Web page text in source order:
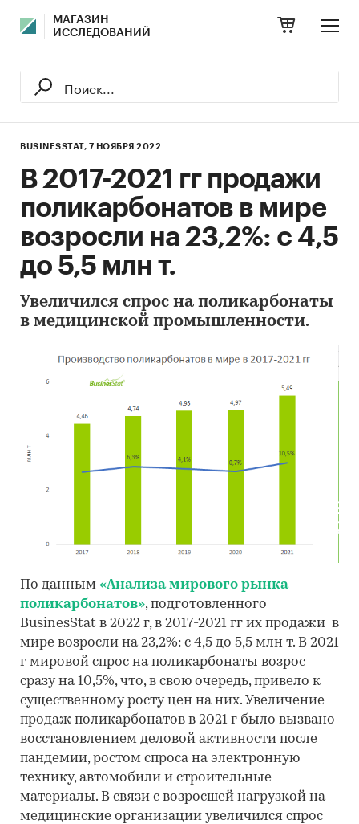
МАГАЗИН
ИССЛЕДОВАНИЙ
BUSINESSTAT, 7 НОЯБРЯ 2022
В 2017-2021 гг продажи
поликарбонатов в мире
возросли на 23,2%: с 4,5
до 5,5 млн т.
Увеличился спрос на поликарбонаты
в медицинской промышленности.
По данным «Анализа мирового рынка
поликарбонатов», подготовленного
BusinesStat в 2022 г, в 2017-2021 гг их продажи в
мире возросли на 23,2%: с 4,5 до 5,5 млн т. В 2021
г мировой спрос на поликарбонаты возрос
сразу на 10,5%, что, в свою очередь, привело к
существенному росту цен на них. Увеличение
продаж поликарбонатов в 2021 г было вызвано
восстановлением деловой активности после
пандемии, ростом спроса на электронную
технику, автомобили и строительные
материалы. В связи с возросшей нагрузкой на
медицинские организации увеличился спрос